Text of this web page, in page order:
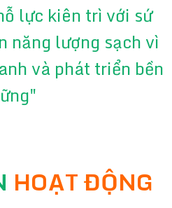
lực kiên trì với sứ
năng lượng sạch vì
và phát triển bền
HOẠT ĐỘNG